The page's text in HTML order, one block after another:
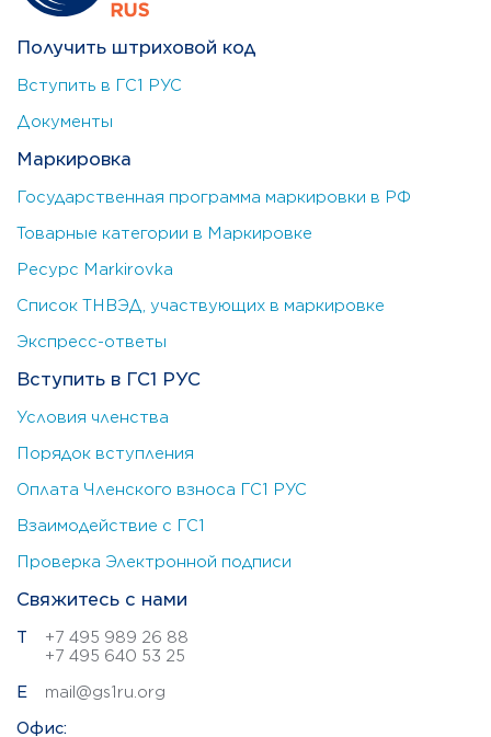
Получить штриховой код
Вступить в ГС1 РУС
Документы
Маркировка
Государственная программа маркировки в РФ
Товарные категории в Маркировке
Ресурс Markirovka
Список ТНВЭД, участвующих в маркировке
Экспресс-ответы
Вступить в ГС1 РУС
Условия членства
Порядок вступления
Оплата Членского взноса ГС1 РУС
Взаимодействие с ГС1
Проверка Электронной подписи
Свяжитесь с нами
Т
+7 495 989 26 88
+7 495 640 53 25
E mail@gs1ru.org
Офис: